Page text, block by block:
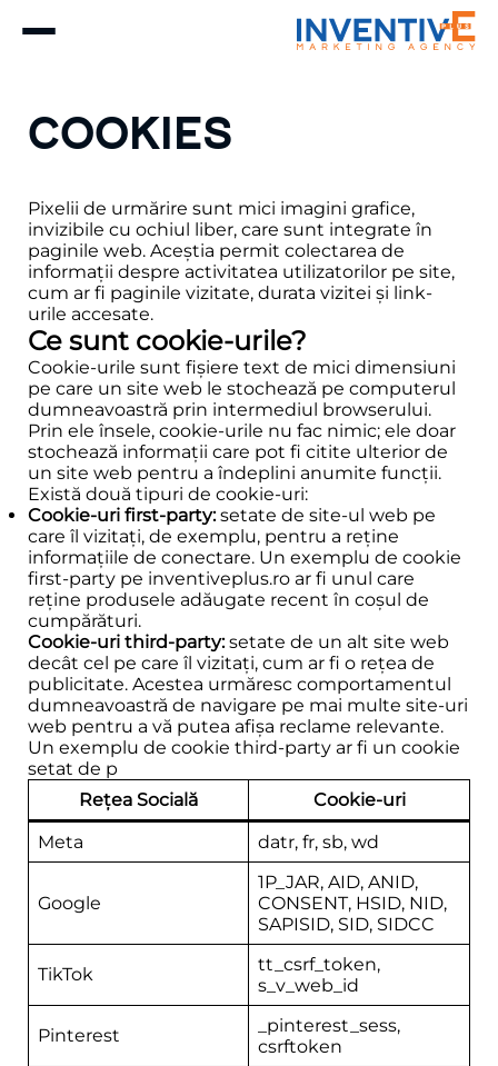
cookies
Pixelii de urmărire sunt mici imagini grafice,
invizibile cu ochiul liber, care sunt integrate în
paginile web. Aceștia permit colectarea de
informații despre activitatea utilizatorilor pe site,
cum ar fi paginile vizitate, durata vizitei și link-
urile accesate.
Ce sunt cookie-urile?
Cookie-urile sunt fișiere text de mici dimensiuni
pe care un site web le stochează pe computerul
dumneavoastră prin intermediul browserului.
Prin ele însele, cookie-urile nu fac nimic; ele doar
stochează informații care pot fi citite ulterior de
un site web pentru a îndeplini anumite funcții.
Există două tipuri de cookie-uri:
Cookie-uri first-party:setate de site-ul web pe
care îl vizitați, de exemplu, pentru a reține
informațiile de conectare. Un exemplu de cookie
first-party pe inventiveplus.ro ar fi unul care
reține produsele adăugate recent în coșul de
cumpărături.
Cookie-uri third-party:setate de un alt site web
decât cel pe care îl vizitați, cum ar fi o rețea de
publicitate. Acestea urmăresc comportamentul
dumneavoastră de navigare pe mai multe site-uri
web pentru a vă putea afișa reclame relevante.
Un exemplu de cookie third-party ar fi un cookie
setat de p
Rețea Socială
Cookie-uri
Meta
datr, fr, sb, wd
Google
1P_JAR, AID, ANID,
CONSENT, HSID, NID,
SAPISID, SID, SIDCC
TikTok
tt_csrf_token,
s_v_web_id
Pinterest
_pinterest_sess,
csrftoken